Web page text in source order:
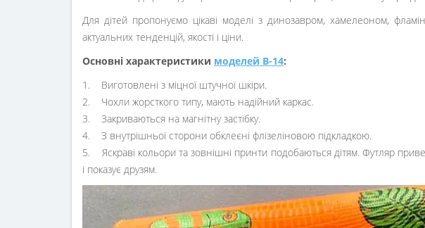
Для дітей пропонуємо цікаві моделі з динозавром, хамелеоном,
актуальних тенденцій, якості і ціни.
Основні характеристики моделей В-14:
1. Виготовлені з міцної штучної шкіри.
2. Чохли жорсткого типу, мають надійний каркас.
3. Закриваються на магнітну застібку.
4. З внутрішньої сторони обклеєні флізеліновою підкладкою.
5. Яскраві кольори та зовнішні принти подобаються дітям. Футляр
і показує друзям.